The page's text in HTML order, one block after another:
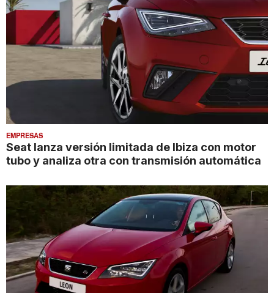
EMPRESAS
Seat lanza versión limitada de Ibiza con motor
tubo y analiza otra con transmisión automática